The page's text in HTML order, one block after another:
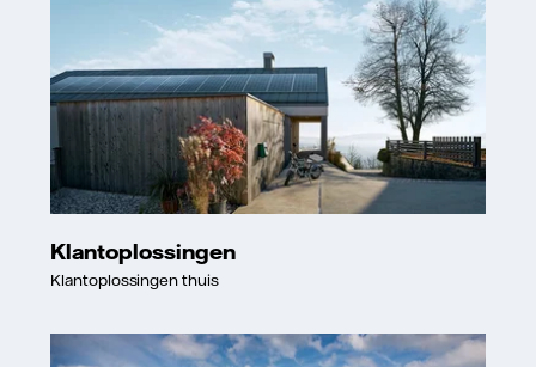
Klantoplossingen
Klantoplossingen thuis